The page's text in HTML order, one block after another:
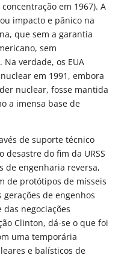
em 1967). A
impacto e pânico na
que sem a garantia
sem
verdade, os EUA
em 1991, embora
nuclear, fosse mantida
a imensa base de
de suporte técnico
desastre do fim da URSS
de engenharia reversa,
de protótipos de mísseis
gerações de engenhos
negociações
Clinton, dá-se o que foi
uma temporária
e balísticos de